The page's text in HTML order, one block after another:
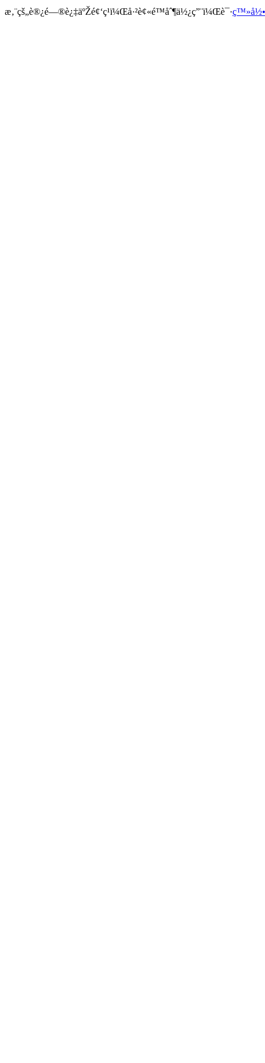
æ‚¨çš„è®¿é—®è¿‡äºŽé¢‘ç¹ï¼Œå·²è¢«é™åˆ¶ä½¿ç”¨ï¼Œè¯·ç™»å½•